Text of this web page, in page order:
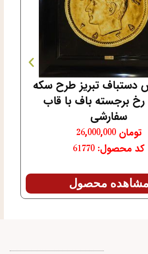
دستباف تبریز طرح سکه
رخ برجسته باف با قاب
سفارشی
تومان 26,000,000
کد محصول: 61770
مشاهده محصول